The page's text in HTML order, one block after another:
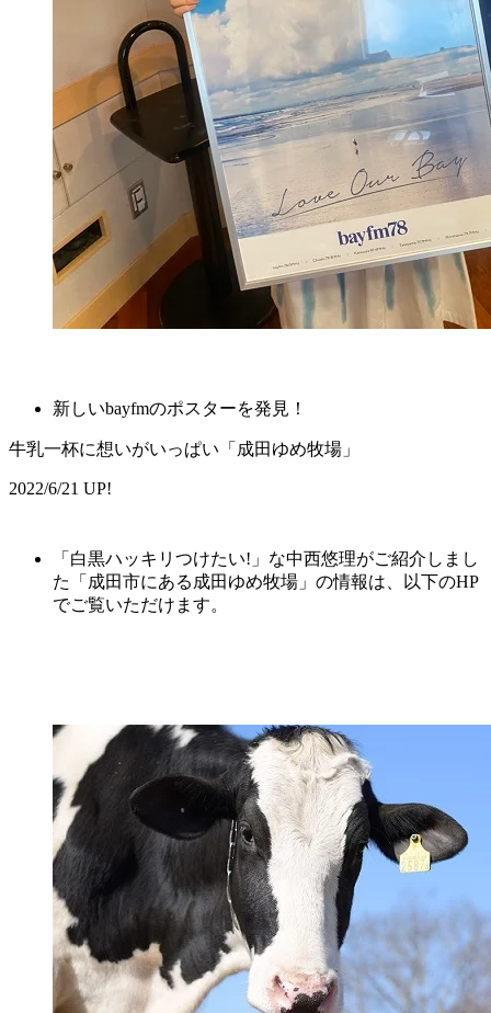
新しいbayfmのポスターを発見！
牛乳一杯に想いがいっぱい「成田ゆめ牧場」
2022/6/21 UP!
「白黒ハッキリつけたい!」な中西悠理がご紹介しまし
た「成田市にある成田ゆめ牧場」の情報は、以下のHP
でご覧いただけます。